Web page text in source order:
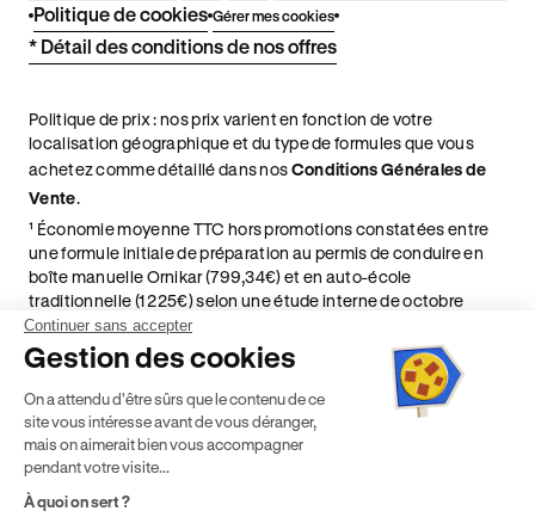
Politique de cookies Gérer mes cookies
* Détail des conditions de nos offres
Politique de prix : nos prix varient en fonction de votre
localisation géographique et du type de formules que vous
achetez comme détaillé dans nosConditions Générales de
Vente.
¹ Économie moyenne TTC hors promotions constatées entre
une formule initiale de préparation au permis de conduire en
boîte manuelle Ornikar (799,34€) et en auto-école
traditionnelle (1 225€) selon une étude interne de octobre
2024. Étude menée sur le marché des auto-écoles situées en
France métropolitaine & en outre-mer.
² Le prix de référence auquel est appliqué cette réduction
dépend de la zone géographique dans laquelle vous souhaitez
effectuer vos heures de conduite conformément à l'Article 6
de nos Conditions Générales de Vente
⁵ Montant du financement CPF variable selon les droits acquis
par chaque bénéficiaire. Exemple donné pour un titulaire
Continuer sans accepter
Gestion des cookies
On a attendu d'être sûrs que le contenu de ce
site vous intéresse avant de vous déranger,
mais on aimerait bien vous accompagner
pendant votre visite...
À quoi on sert ?